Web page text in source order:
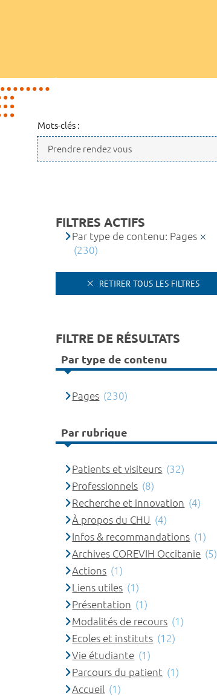
Mots-clés :
FILTRES ACTIFS
Par type de contenu: Pages
(230)
RETIRER TOUS LES FILTRES
FILTRE DE RÉSULTATS
Par type de contenu
Pages (230)
Par rubrique
Patients et visiteurs (32)
Professionnels (8)
Recherche et innovation (4)
À propos du CHU (4)
Infos & recommandations (1)
Archives COREVIH Occitanie (5)
Actions (1)
Liens utiles (1)
Présentation (1)
Modalités de recours (1)
Ecoles et instituts (12)
Vie étudiante (1)
Parcours du patient (1)
Accueil (1)